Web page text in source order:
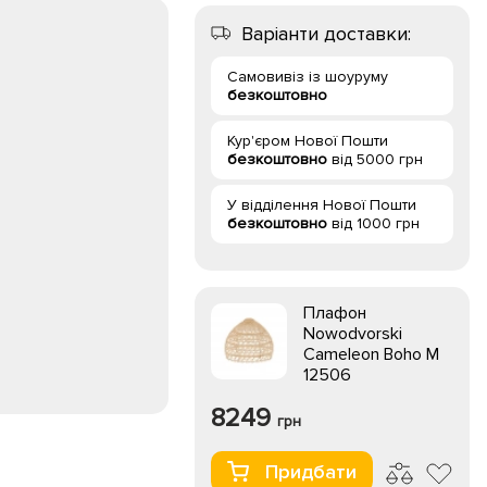
Варіанти доставки:
Самовивіз із шоуруму
безкоштовно
Кур'єром Нової Пошти
безкоштовно від 5000 грн
У відділення Нової Пошти
безкоштовно від 1000 грн
Плафон
Nowodvorski
Cameleon Boho M
12506
8249 грн
Придбати